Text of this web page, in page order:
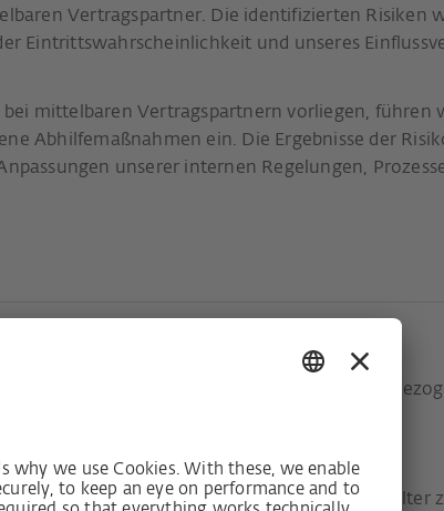
Vertragspartner. Die identifizierten Risiken
Eintrittswahrscheinlichkeit und unseres
mittelbaren Vertragspartnern vorliegen, führen
Abhilfemaßnahmen ein. Die Ergebnisse der
unserer internen Regelungen,
folgenden menschenrechtlichen und
Regelungen zum Mindestalter